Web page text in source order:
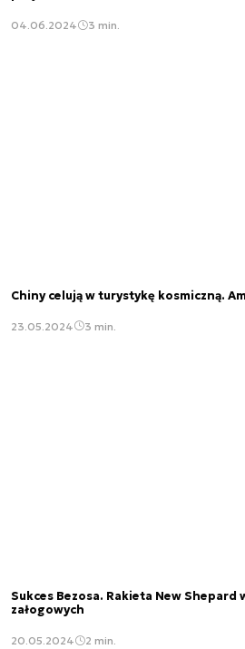
04.06.2024 3 min.
Chiny celują w turystykę kosmiczną.
23.05.2024 3 min.
Sukces Bezosa. Rakieta New Shepard
załogowych
20.05.2024 2 min.